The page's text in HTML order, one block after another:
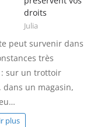
droits
Julia
peut survenir dans
très
: sur un trottoir
dans un magasin,
plus